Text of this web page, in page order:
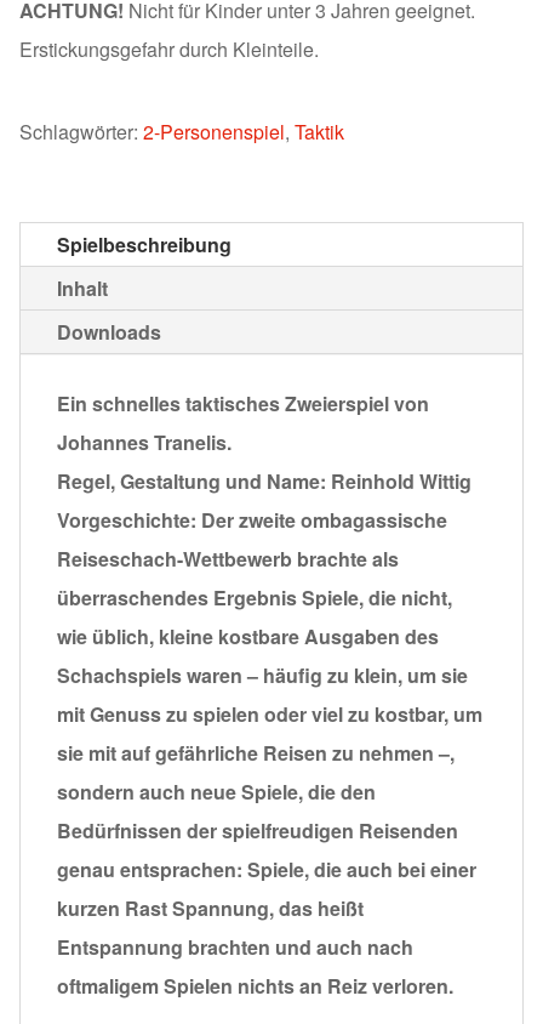
ACHTUNG! Nicht für Kinder unter 3 Jahren geeignet.
Erstickungsgefahr durch Kleinteile.
Schlagwörter: 2-Personenspiel, Taktik
Spielbeschreibung
Inhalt
Downloads
Ein schnelles taktisches Zweierspiel von
Johannes Tranelis.
Regel, Gestaltung und Name: Reinhold Wittig
Vorgeschichte: Der zweite ombagassische
Reiseschach-Wettbewerb brachte als
überraschendes Ergebnis Spiele, die nicht,
wie üblich, kleine kostbare Ausgaben des
Schachspiels waren – häufig zu klein, um sie
mit Genuss zu spielen oder viel zu kostbar, um
sie mit auf gefährliche Reisen zu nehmen –,
sondern auch neue Spiele, die den
Bedürfnissen der spielfreudigen Reisenden
genau entsprachen: Spiele, die auch bei einer
kurzen Rast Spannung, das heißt
Entspannung brachten und auch nach
oftmaligem Spielen nichts an Reiz verloren.